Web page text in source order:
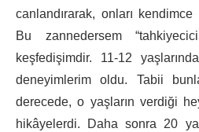
canlandırarak, onları
Bu zannedersem
keşfedişimdir. 11-12
deneyimlerim oldu. Tabii
derecede, o yaşların verdiği
hikâyelerdi. Daha sonra 20